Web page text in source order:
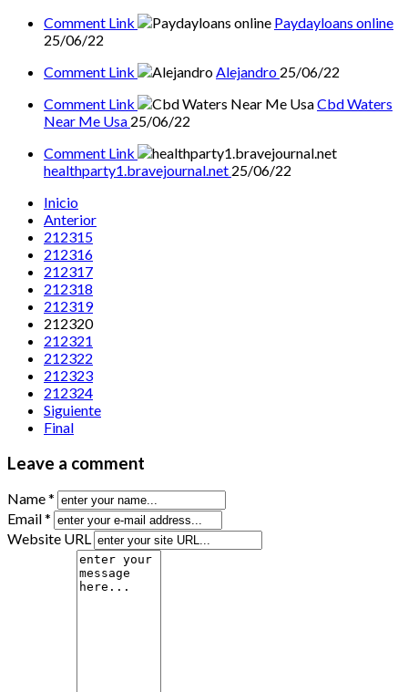
Comment Link
Paydayloans online
25/06/22
Comment Link
Alejandro 25/06/22
Comment Link
Cbd Waters
Near Me Usa 25/06/22
Comment Link
healthparty1.bravejournal.net 25/06/22
Inicio
Anterior
212315
212316
212317
212318
212319
212320
212321
212322
212323
212324
Siguiente
Final
Leave a comment
Name *
Email *
Website URL